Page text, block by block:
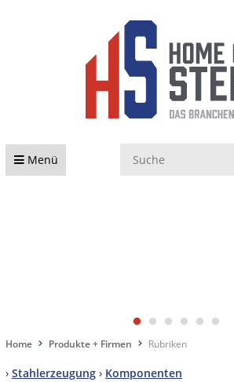
Menü
Home Produkte + Firmen Rubriken
› Stahlerzeugung › Komponenten